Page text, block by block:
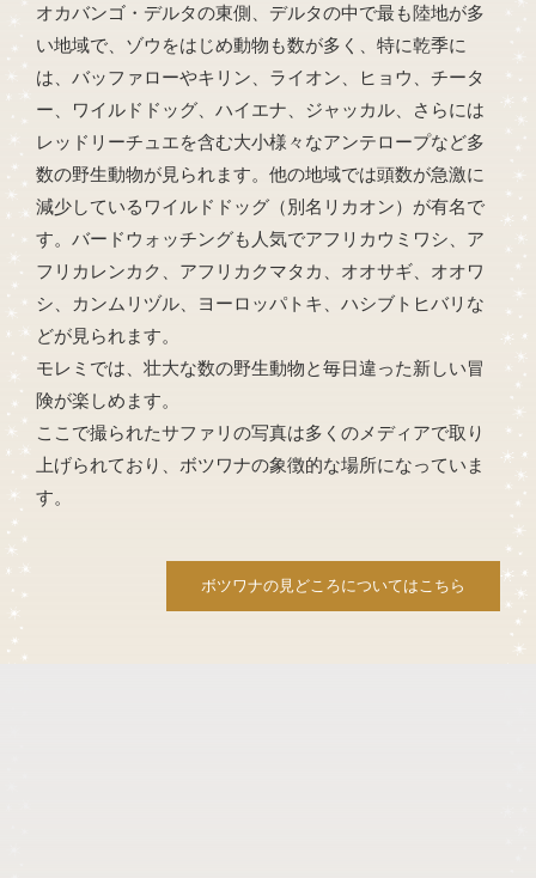
オカバンゴ・デルタの東側、デルタの中で最も陸地が多
い地域で、ゾウをはじめ動物も数が多く、特に乾季に
は、バッファローやキリン、ライオン、ヒョウ、チータ
ー、ワイルドドッグ、ハイエナ、ジャッカル、さらには
レッドリーチュエを含む大小様々なアンテロープなど多
数の野生動物が見られます。他の地域では頭数が急激に
減少しているワイルドドッグ（別名リカオン）が有名で
す。バードウォッチングも人気でアフリカウミワシ、ア
フリカレンカク、アフリカクマタカ、オオサギ、オオワ
シ、カンムリヅル、ヨーロッパトキ、ハシブトヒバリな
どが見られます。
モレミでは、壮大な数の野生動物と毎日違った新しい冒
険が楽しめます。
ここで撮られたサファリの写真は多くのメディアで取り
上げられており、ボツワナの象徴的な場所になっていま
す。
ボツワナの見どころについてはこちら